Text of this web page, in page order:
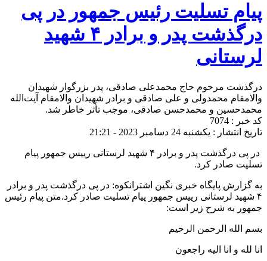
پیام تسلیت رئیس جمهور در پی
درگذشت پدر و برادر ۴ شهید
لرستانی
درگذشت مرحوم حاج محمدعلی صادقی، پدر بزرگوار شهیدان
والامقام محمدولی و علی صادقی و برادر شهیدان والامقام آیت‌الله
محمدحسین و محمدحسن صادقی، موجب تأثر خاطر شد.
کد خبر : 7074
تاریخ انتشار : یکشنبه 24 دسامبر 2023 - 21:21
در پی درگذشت پدر و برادر ۴ شهید لرستانی رییس جمهور پیام
تسلیت صادر کرد.
به گزارش پایگاه خبری نگین اشترانکوه: در پی درگذشت پدر و برادر
۴ شهید لرستانی رییس جمهور پیام تسلیت صادر کرد.متن پیام رئیس
جمهور به شرح زیر است:‌
بسم الله الرحمن الرحیم
انا لله و انا الیه راجعون